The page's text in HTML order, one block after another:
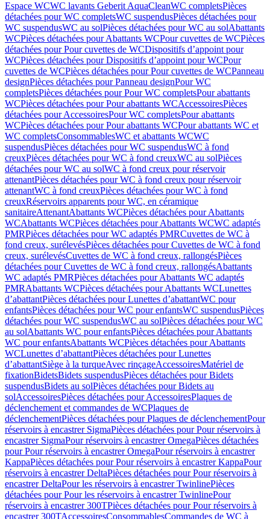
Espace WCWC lavants Geberit AquaCleanWC completsPièces
détachées pour WC completsWC suspendusPièces détachées pour
WC suspendusWC au solPièces détachées pour WC au solAbattants
WCPièces détachées pour Abattants WCPour cuvettes de WCPièces
détachées pour Pour cuvettes de WCDispositifs d’appoint pour
WCPièces détachées pour Dispositifs d’appoint pour WCPour
cuvettes de WCPièces détachées pour Pour cuvettes de WCPanneau
designPièces détachées pour Panneau designPour WC
completsPièces détachées pour Pour WC completsPour abattants
WCPièces détachées pour Pour abattants WCAccessoiresPièces
détachées pour AccessoiresPour WC completsPour abattants
WCPièces détachées pour Pour abattants WCPour abattants WC et
WC completsConsommablesWC et abattants WCWC
suspendusPièces détachées pour WC suspendusWC à fond
creuxPièces détachées pour WC à fond creuxWC au solPièces
détachées pour WC au solWC à fond creux pour réservoir
attenantPièces détachées pour WC à fond creux pour réservoir
attenantWC à fond creuxPièces détachées pour WC à fond
creuxRéservoirs apparents pour WC, en céramique
sanitaireAttenantAbattants WCPièces détachées pour Abattants
WCAbattants WCPièces détachées pour Abattants WCWC adaptés
PMRPièces détachées pour WC adaptés PMRCuvettes de WC à
fond creux, surélevésPièces détachées pour Cuvettes de WC à fond
creux, surélevésCuvettes de WC à fond creux, rallongésPièces
détachées pour Cuvettes de WC à fond creux, rallongésAbattants
WC adaptés PMRPièces détachées pour Abattants WC adaptés
PMRAbattants WCPièces détachées pour Abattants WCLunettes
d’abattantPièces détachées pour Lunettes d’abattantWC pour
enfantsPièces détachées pour WC pour enfantsWC suspendusPièces
détachées pour WC suspendusWC au solPièces détachées pour WC
au solAbattants WC pour enfantsPièces détachées pour Abattants
WC pour enfantsAbattants WCPièces détachées pour Abattants
WCLunettes d’abattantPièces détachées pour Lunettes
d’abattantSiège à la turqueAvec rinçageAccessoiresMatériel de
fixationBidetsBidets suspendusPièces détachées pour Bidets
suspendusBidets au solPièces détachées pour Bidets au
solAccessoiresPièces détachées pour AccessoiresPlaques de
déclenchement et commandes de WCPlaques de
déclenchementPièces détachées pour Plaques de déclenchementPour
réservoirs à encastrer SigmaPièces détachées pour Pour réservoirs à
encastrer SigmaPour réservoirs à encastrer OmegaPièces détachées
pour Pour réservoirs à encastrer OmegaPour réservoirs à encastrer
KappaPièces détachées pour Pour réservoirs à encastrer KappaPour
réservoirs à encastrer DeltaPièces détachées pour Pour réservoirs à
encastrer DeltaPour les réservoirs à encastrer TwinlinePièces
détachées pour Pour les réservoirs à encastrer TwinlinePour
réservoirs à encastrer 300TPièces détachées pour Pour réservoirs à
encastrer 300TAccessoiresConsommablesCommandes de WC à